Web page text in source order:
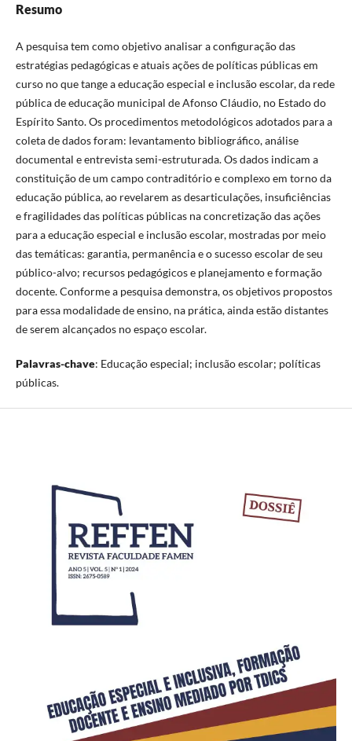
Resumo
A pesquisa tem como objetivo analisar a configuração das
estratégias pedagógicas e atuais ações de políticas públicas em
curso no que tange a educação especial e inclusão escolar, da rede
pública de educação municipal de Afonso Cláudio, no Estado do
Espírito Santo. Os procedimentos metodológicos adotados para a
coleta de dados foram: levantamento bibliográfico, análise
documental e entrevista semi-estruturada. Os dados indicam a
constituição de um campo contraditório e complexo em torno da
educação pública, ao revelarem as desarticulações, insuficiências
e fragilidades das políticas públicas na concretização das ações
para a educação especial e inclusão escolar, mostradas por meio
das temáticas: garantia, permanência e o sucesso escolar de seu
público-alvo; recursos pedagógicos e planejamento e formação
docente. Conforme a pesquisa demonstra, os objetivos propostos
para essa modalidade de ensino, na prática, ainda estão distantes
de serem alcançados no espaço escolar.
Palavras-chave: Educação especial; inclusão escolar; políticas
públicas.